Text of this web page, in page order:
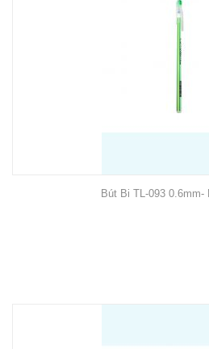
Bút Bi TL-093 0.6mm-